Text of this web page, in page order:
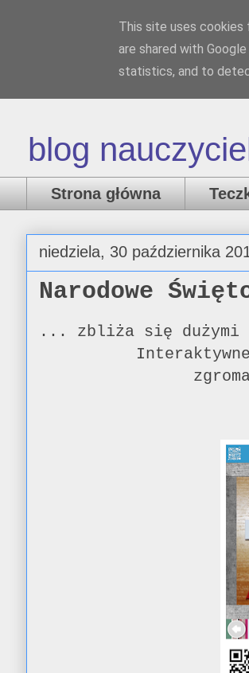
blog
Strona główna
niedziela, 30 października
Narodowe
... zbliża się dużymi
This site uses cookies
are shared with
statistics, and to